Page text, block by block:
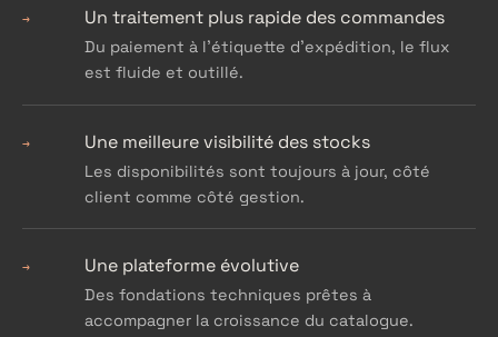
→ Un traitement plus rapide des commandes
Du paiement à l'étiquette d'expédition, le flux
est fluide et outillé.
→ Une meilleure visibilité des stocks
Les disponibilités sont toujours à jour, côté
client comme côté gestion.
→ Une plateforme évolutive
Des fondations techniques prêtes à
accompagner la croissance du catalogue.